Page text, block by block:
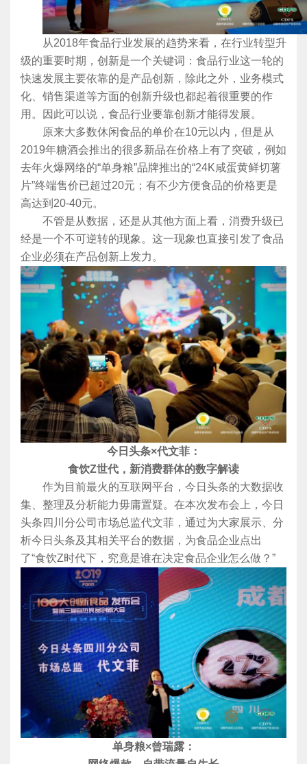
从2018年食品行业发展的趋势来看，在行业转型升
级的重要时期，创新是一个关键词：食品行业这一轮的
快速发展主要依靠的是产品创新，除此之外，业务模式
化、销售渠道等方面的创新升级也都起着很重要的作
用。因此可以说，食品行业要靠创新才能得发展。
原来大多数休闲食品的单价在10元以内，但是从
2019年糖酒会推出的很多新品在价格上有了突破，例如
去年火爆网络的“单身粮”品牌推出的“24K咸蛋黄鲜切薯
片”终端售价已超过20元；有不少方便食品的价格更是
高达到20-40元。
不管是从数据，还是从其他方面上看，消费升级已
经是一个不可逆转的现象。这一现象也直接引发了食品
企业必须在产品创新上发力。
今日头条×代文菲：
食饮Z世代，新消费群体的数字解读
作为目前最火的互联网平台，今日头条的大数据收
集、整理及分析能力毋庸置疑。在本次发布会上，今日
头条四川分公司市场总监代文菲，通过为大家展示、分
析今日头条及其相关平台的数据，为食品企业点出
了“食饮Z时代下，究竟是谁在决定食品企业怎么做？”
单身粮×曾瑞露：